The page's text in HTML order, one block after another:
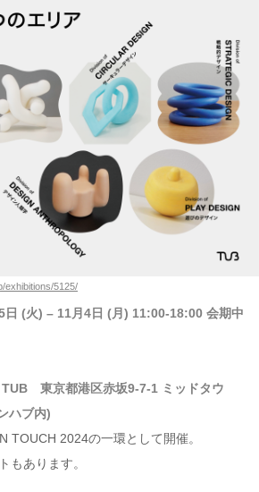
exhibitions/5125/
(火) – 11月4日 (月) 11:00-18:00 会期中
東京都港区赤坂9-7-1 ミッドタウ
ハブ内)
TOUCH 2024の一環として開催。
もあります。